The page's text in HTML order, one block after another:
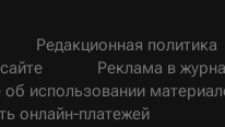
Редакционная политика
Реклама в
использовании
онлайн-платежей